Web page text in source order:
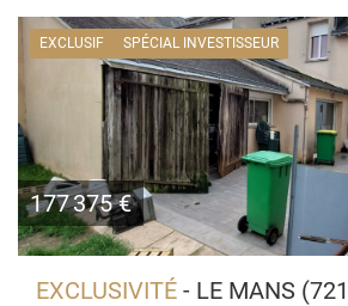
EXCLUSIF SPÉCIAL INVESTISSEUR
177 375 €
EXCLUSIVITÉ - LE MANS